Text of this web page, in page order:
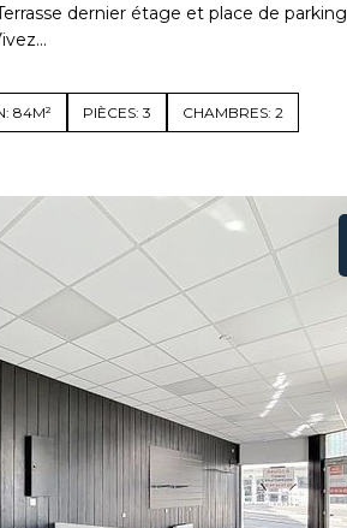
dernier étage et place de parking
84M² PIÈCES: 3 CHAMBRES: 2